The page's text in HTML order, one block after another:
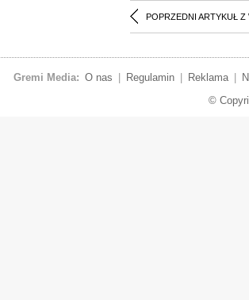
POPRZEDNI ARTYKUŁ Z
Gremi Media: O nas Regulamin Reklama
©